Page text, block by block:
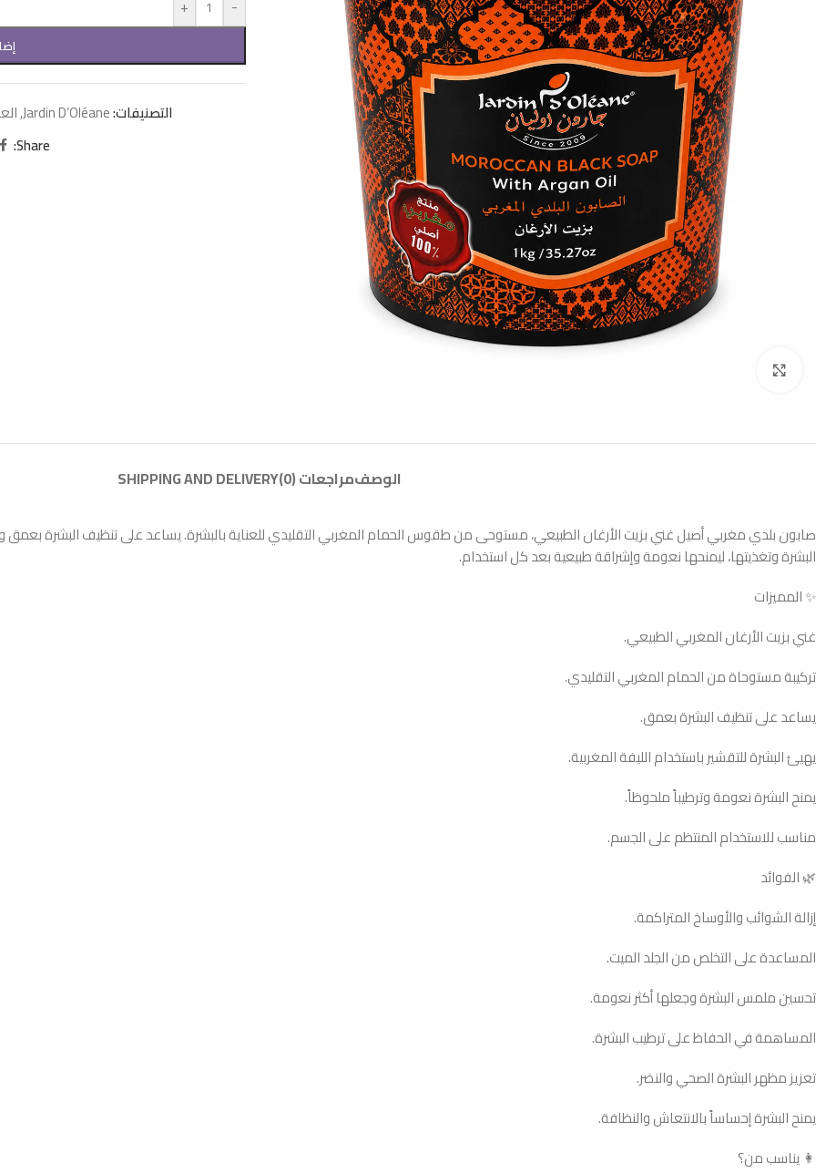
-
+
التصنيفات:Jardin D’Oléane
,
Share:
الوصفمراجعات (0) SHIPPING AND DELIVERY
صابون بلدي مغربي أصيل غني بزيت الأرغان الطبيعي، مستوحى من طقوس الحمام المغربي التقليدي للعناية بالبشرة. يساعد على تنظيف البشرة بعمق
البشرة وتغذيتها، ليمنحها نعومة وإشراقة طبيعية بعد كل استخدام.
✨ المميزات
غني بزيت الأرغان المغربي الطبيعي.
تركيبة مستوحاة من الحمام المغربي التقليدي.
يساعد على تنظيف البشرة بعمق.
يهيئ البشرة للتقشير باستخدام الليفة المغربية.
يمنح البشرة نعومة وترطيباً ملحوظاً.
مناسب للاستخدام المنتظم على الجسم.
🌿 الفوائد
إزالة الشوائب والأوساخ المتراكمة.
المساعدة على التخلص من الجلد الميت.
تحسين ملمس البشرة وجعلها أكثر نعومة.
المساهمة في الحفاظ على ترطيب البشرة.
تعزيز مظهر البشرة الصحي والنضر.
يمنح البشرة إحساساً بالانتعاش والنظافة.
👩 يناسب من؟